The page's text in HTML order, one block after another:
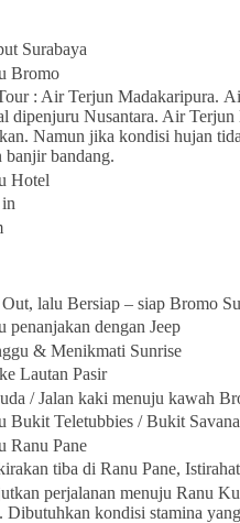
Surabaya
Bromo
: Air Terjun Madakaripura.
dipenjuru Nusantara. Air
Namun jika kondisi hujan
banjir bandang.
Hotel
lalu Bersiap – siap Bromo
penanjakan dengan Jeep
& Menikmati Sunrise
Lautan Pasir
/ Jalan kaki menuju kawah
Bukit Teletubbies / Bukit
Ranu Pane
tiba di Ranu Pane,
perjalanan menuju Ranu
Dibutuhkan kondisi stamina